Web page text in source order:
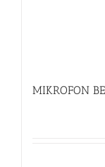
MIKROFON